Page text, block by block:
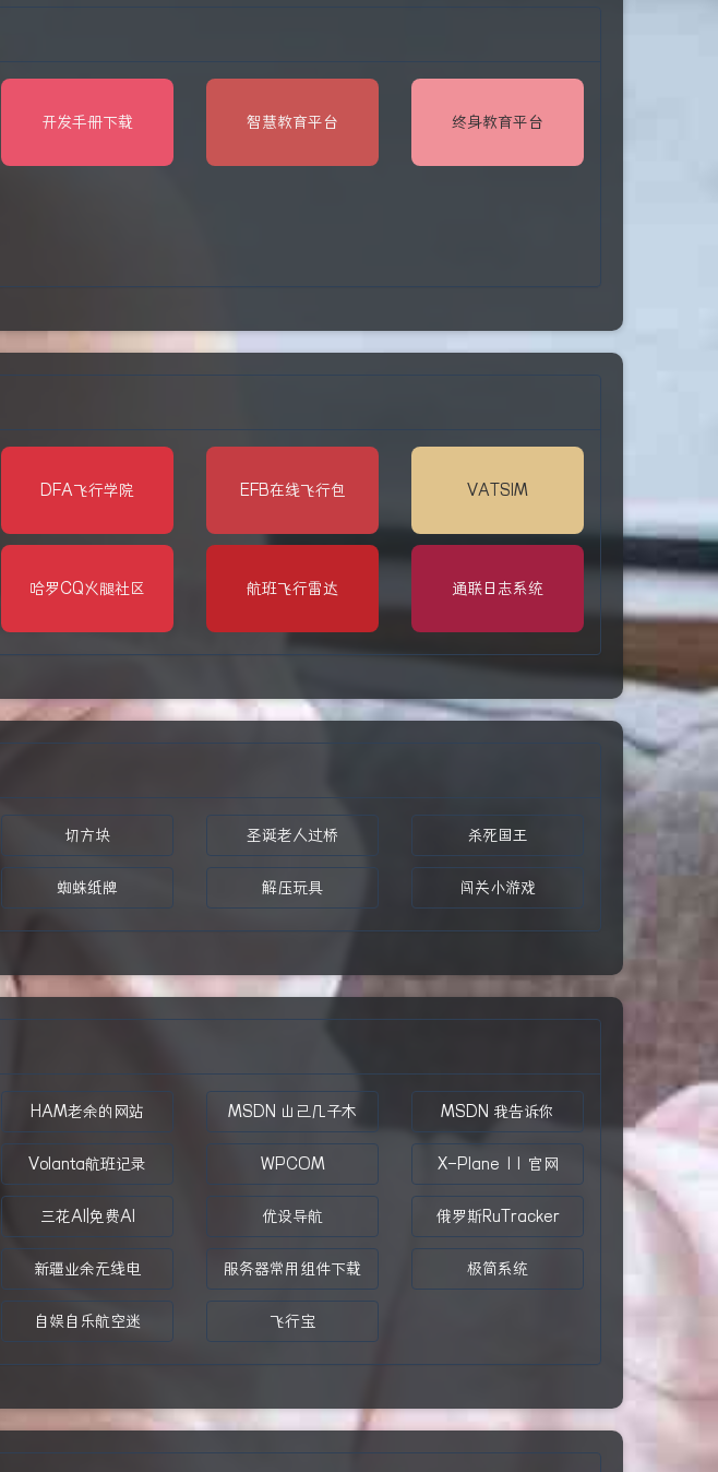
开发手册下载 智慧教育平台 终身教育平台
DFA飞行学院 EFB在线飞行包 VATSIM
哈罗CQ火腿社区 航班飞行雷达 通联日志系统
切方块 圣诞老人过桥 杀死国王
蜘蛛纸牌 解压玩具 闯关小游戏
HAM老余的网站 MSDN 山己几子木 MSDN 我告诉你
Volanta航班记录 WPCOM X-Plane 11 官网
三花AI|免费AI 优设导航 俄罗斯RuTracker
新疆业余无线电 服务器常用组件下载 极简系统
自娱自乐航空迷 飞行宝